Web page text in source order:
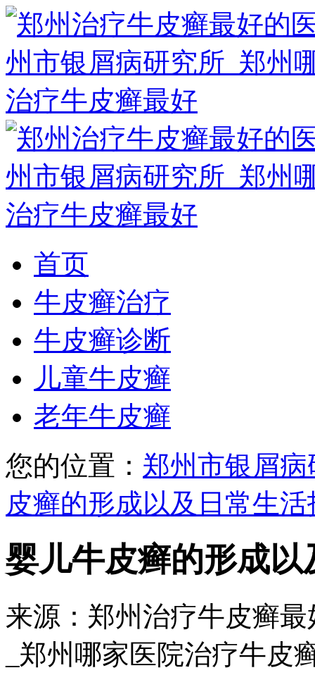
首页
牛皮癣治疗
牛皮癣诊断
儿童牛皮癣
老年牛皮癣
您的位置： 郑州市银屑病
皮癣的形成以及日常生
婴儿牛皮癣的形成
来源：郑州治疗牛皮癣
_郑州哪家医院治疗牛皮